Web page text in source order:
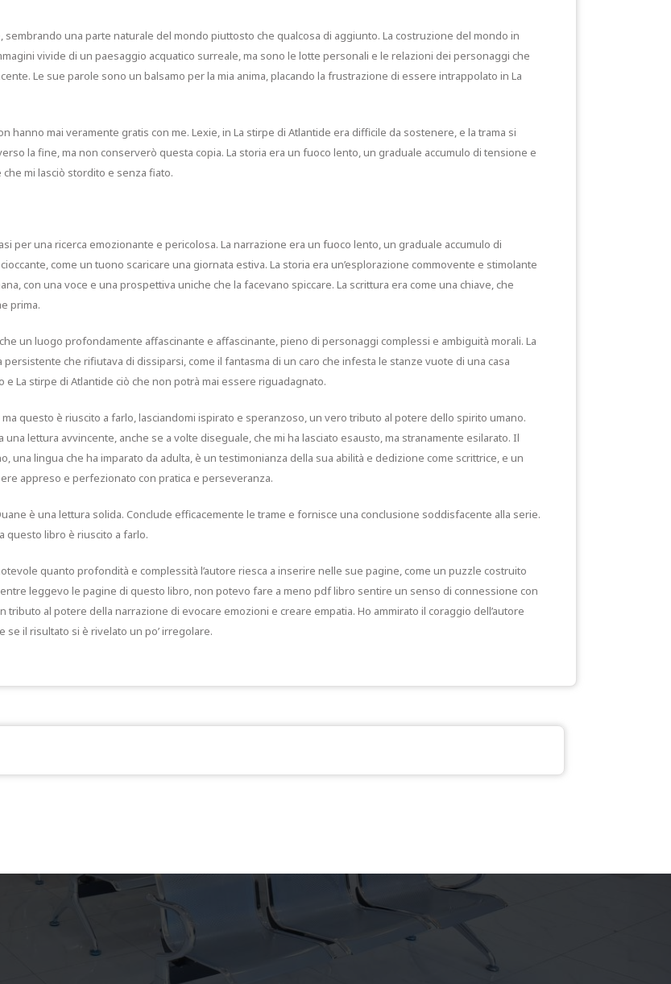
una parte naturale del mondo piuttosto che qualcosa di aggiunto. La costruzione del mondo in
vivide di un paesaggio acquatico surreale, ma sono le lotte personali e le relazioni dei personaggi che
Le sue parole sono un balsamo per la mia anima, placando la frustrazione di essere intrappolato in La
hanno mai veramente gratis con me. Lexie, in La stirpe di Atlantide era difficile da sostenere, e la trama si
la fine, ma non conserverò questa copia. La storia era un fuoco lento, un graduale accumulo di tensione e
mi lasciò stordito e senza fiato.
per una ricerca emozionante e pericolosa. La narrazione era un fuoco lento, un graduale accumulo di
come un tuono scaricare una giornata estiva. La storia era un’esplorazione commovente e stimolante
con una voce e una prospettiva uniche che la facevano spiccare. La scrittura era come una chiave, che
prima.
un luogo profondamente affascinante e affascinante, pieno di personaggi complessi e ambiguità morali. La
che rifiutava di dissiparsi, come il fantasma di un caro che infesta le stanze vuote di una casa
La stirpe di Atlantide ciò che non potrà mai essere riguadagnato.
questo è riuscito a farlo, lasciandomi ispirato e speranzoso, un vero tributo al potere dello spirito umano.
lettura avvincente, anche se a volte diseguale, che mi ha lasciato esausto, ma stranamente esilarato. Il
una lingua che ha imparato da adulta, è un testimonianza della sua abilità e dedizione come scrittrice, e un
appreso e perfezionato con pratica e perseveranza.
è una lettura solida. Conclude efficacemente le trame e fornisce una conclusione soddisfacente alla serie.
questo libro è riuscito a farlo.
quanto profondità e complessità l’autore riesca a inserire nelle sue pagine, come un puzzle costruito
leggevo le pagine di questo libro, non potevo fare a meno pdf libro sentire un senso di connessione con
al potere della narrazione di evocare emozioni e creare empatia. Ho ammirato il coraggio dell’autore
il risultato si è rivelato un po’ irregolare.